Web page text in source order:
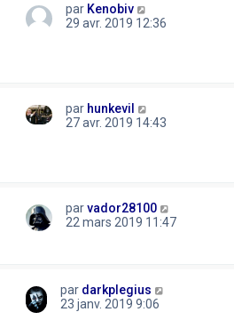
par Kenobiv
29 avr. 2019 12:36
par hunkevil
27 avr. 2019 14:43
parvador28100
22 mars 2019 11:47
par darkplegius
23 janv. 2019 9:06